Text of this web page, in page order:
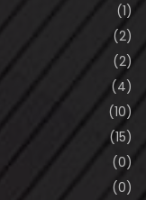
(1)
(2)
(2)
(4)
(10)
(15)
(0)
(0)